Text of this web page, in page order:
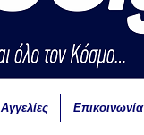
Αγγελίες Επικοινωνία